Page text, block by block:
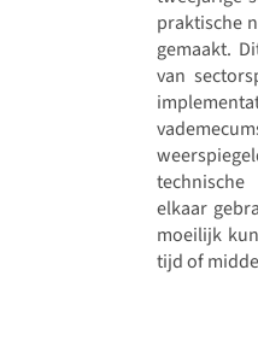
praktische
gemaakt.
van
elkaar
moeilijk
tijd of